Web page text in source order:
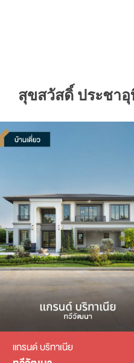
สุขสวัสดิ์ ประชา
แกรนด์ บริทาเนีย